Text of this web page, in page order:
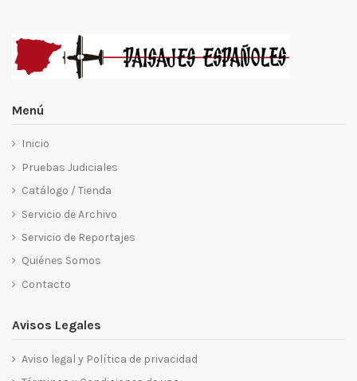
Menú
Inicio
Pruebas Judiciales
Catálogo / Tienda
Servicio de Archivo
Servicio de Reportajes
Quiénes Somos
Contacto
Avisos Legales
Aviso legal y Política de privacidad